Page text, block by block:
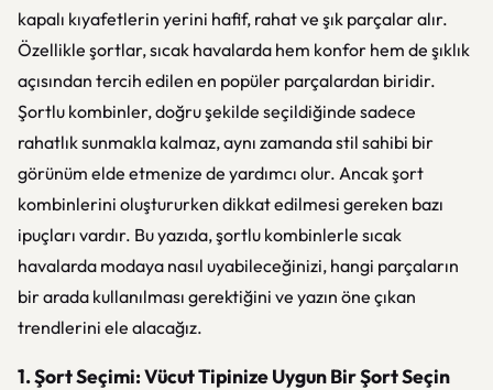
kapalı kıyafetlerin yerini hafif, rahat ve şık parçalar alır.
Özellikle şortlar, sıcak havalarda hem konfor hem de şıklık
açısından tercih edilen en popüler parçalardan biridir.
Şortlu kombinler, doğru şekilde seçildiğinde sadece
rahatlık sunmakla kalmaz, aynı zamanda stil sahibi bir
görünüm elde etmenize de yardımcı olur. Ancak şort
kombinlerini oluştururken dikkat edilmesi gereken bazı
ipuçları vardır. Bu yazıda, şortlu kombinlerle sıcak
havalarda modaya nasıl uyabileceğinizi, hangi parçaların
bir arada kullanılması gerektiğini ve yazın öne çıkan
trendlerini ele alacağız.
1. Şort Seçimi: Vücut Tipinize Uygun Bir Şort Seçin